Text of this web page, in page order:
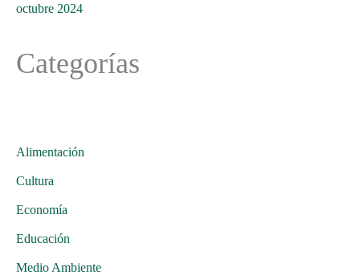
octubre 2024
Categorías
Alimentación
Cultura
Economía
Educación
Medio Ambiente